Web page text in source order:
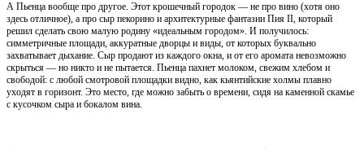
А Пьенца вообще про другое. Этот крошечный городок — не про вино (хотя оно
здесь отличное), а про сыр пекорино и архитектурные фантазии Пия II, который
решил сделать свою малую родину «идеальным городом». И получилось:
симметричные площади, аккуратные дворцы и виды, от которых буквально
захватывает дыхание. Сыр продают из каждого окна, и от его аромата невозможно
скрыться — но никто и не пытается. Пьенца пахнет молоком, свежим хлебом и
свободой: с любой смотровой площадки видно, как кьянтийские холмы плавно
уходят в горизонт. Это место, где можно забыть о времени, сидя на каменной скамье
с кусочком сыра и бокалом вина.